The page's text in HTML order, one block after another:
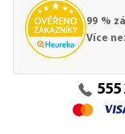
99 %
Více
555